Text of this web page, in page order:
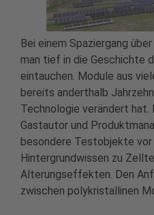
Bei einem Spaziergang
man tief in die Geschichte
eintauchen. Module aus
bereits anderthalb
Technologie verändert
Gastautor und
besondere Testobjekte
Hintergrundwissen zu
Alterungseffekten. Den
zwischen polykristallinen